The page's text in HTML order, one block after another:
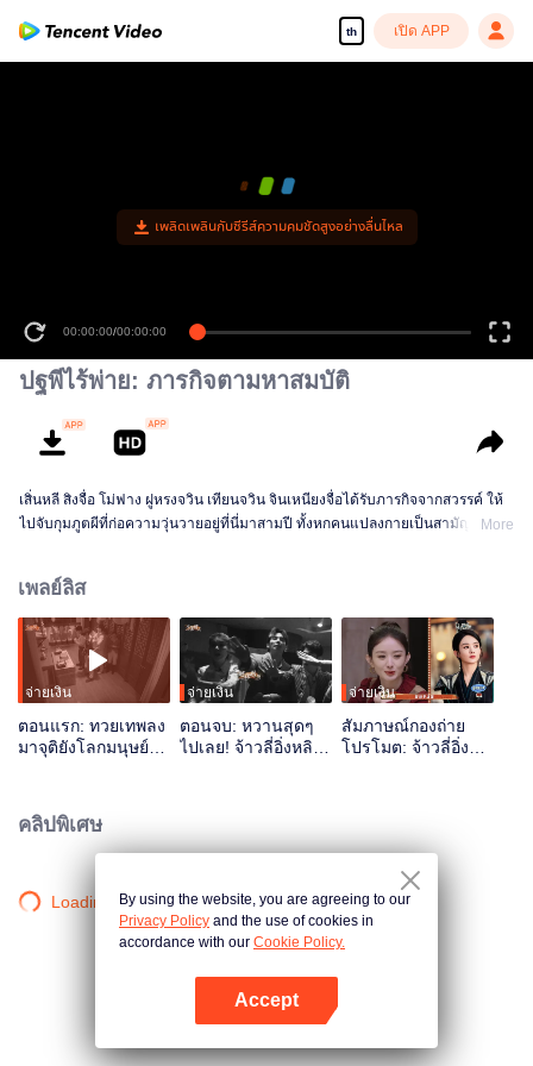
th เปิด APP
เพลิดเพลินกับซีรีส์ความคมชัดสูงอย่างลื่นไหล
00:00:00/00:00:00
ปฐพีไร้พ่าย: ภารกิจตามหาสมบัติ
เสิ่นหลี สิงจื่อ โม่ฟาง ฝูหรงจวิน เทียนจวิน จินเหนียงจื่อได้รับภารกิจจากสวรรค์ ให้
ไปจับกุมภูตผีที่ก่อความวุ่นวายอยู่ที่นี่มาสามปี ทั้งหกคนแปลงกายเป็นสามัญชนมา
More
เพลย์ลิส
จ่ายเงิน
ตอนแรก: ทวยเทพลง
มาจุติยังโลกมนุษย์
ครั้ง
จ่ายเงิน
ตอนจบ: หวานสุดๆ
ไปเลย! จ้าวลี่อิ่งหลิน
จ่ายเงิน
สัมภาษณ์กองถ่าย
โปรโมต: จ้าวลี่อิ่ง
คลิปพิเศษ
Loading…By using the website, you are agreeing to our
Privacy Policy and the use of cookies in
accordance with our Cookie Policy.
Accept